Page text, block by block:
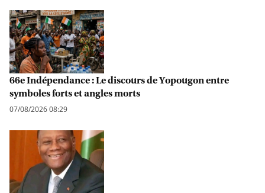
66e Indépendance : Le discours de Yopougon entre
symboles forts et angles morts
07/08/2026 08:29